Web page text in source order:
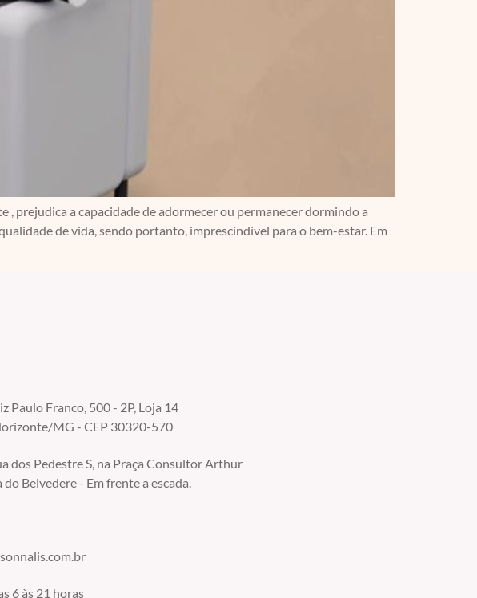
prejudica a capacidade de adormecer ou permanecer dormindo a
de vida, sendo portanto, imprescindível para o bem-estar. Em
Paulo Franco, 500 - 2P, Loja 14
MG - CEP 30320-570
dos Pedestre S, na Praça Consultor Arthur
do Belvedere - Em frente a escada.
6 às 21 horas